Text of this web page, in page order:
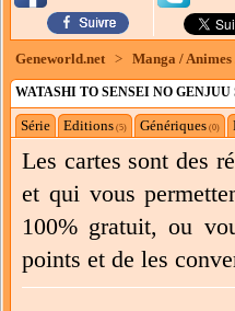
Geneworld.net > Manga /
WATASHI TO SENSEI NO
Série Editions (5) Génériques (0)
Les cartes sont des
et qui vous
100% gratuit, ou
points et de les